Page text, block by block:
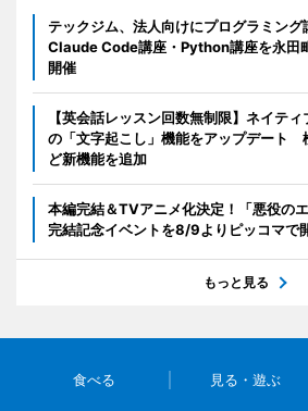
テックジム、法人向けにプログラミング
Claude Code講座・Python講座を永田
開催
【英会話レッスン回数無制限】ネイテ
の「文字起こし」機能をアップデート
ど新機能を追加
本編完結＆TVアニメ化決定！「悪役の
完結記念イベントを8/9よりピッコマで
もっと見る
食べる 見る・遊ぶ